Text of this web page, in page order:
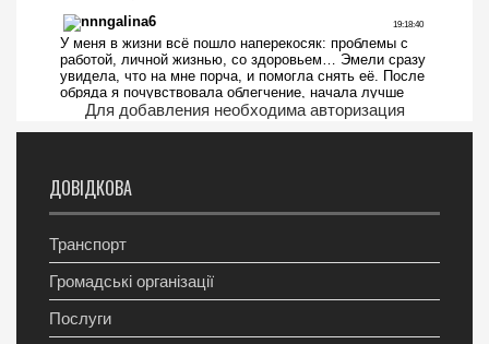
Для добавления необходима авторизация
ДОВІДКОВА
Транспорт
Громадські організації
Послуги